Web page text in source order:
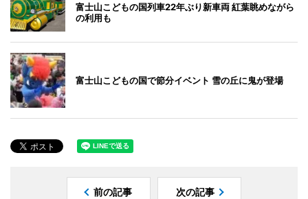
富士山こどもの国列車22年ぶり新車両 紅葉眺めながら
の利用も
富士山こどもの国で節分イベント 雪の丘に鬼が登場
前の記事 次の記事